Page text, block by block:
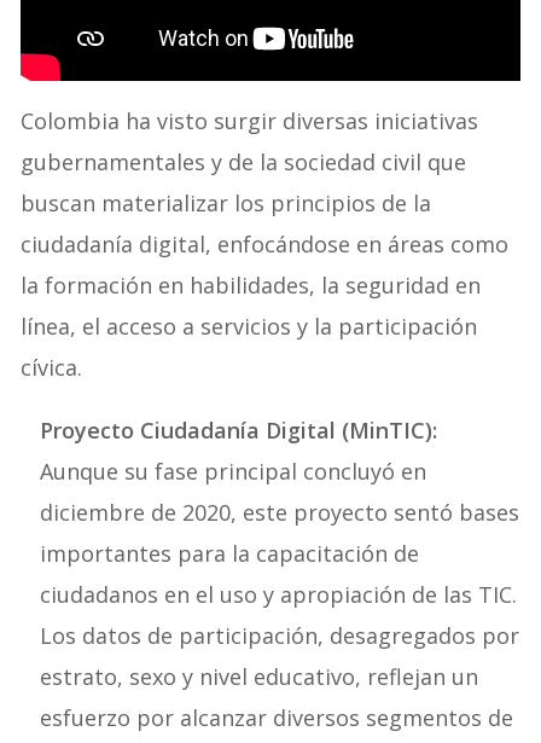
Colombia ha visto surgir diversas iniciativas
gubernamentales y de la sociedad civil que
buscan materializar los principios de la
ciudadanía digital, enfocándose en áreas como
la formación en habilidades, la seguridad en
línea, el acceso a servicios y la participación
cívica.
Proyecto Ciudadanía Digital (MinTIC):
Aunque su fase principal concluyó en
diciembre de 2020, este proyecto sentó bases
importantes para la capacitación de
ciudadanos en el uso y apropiación de las TIC.
Los datos de participación, desagregados por
estrato, sexo y nivel educativo, reflejan un
esfuerzo por alcanzar diversos segmentos de